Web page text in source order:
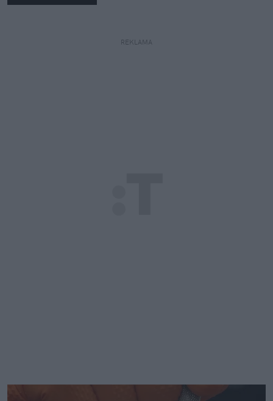
REKLAMA